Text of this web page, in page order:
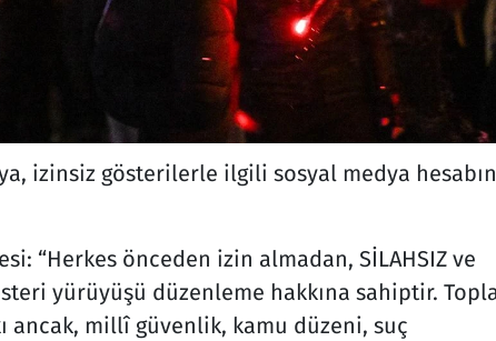
izinsiz gösterilerle ilgili sosyal medya
“Herkes önceden izin almadan, SİLAHSIZ ve
yürüyüşü düzenleme hakkına sahiptir.
ancak, millî güvenlik, kamu düzeni, suç